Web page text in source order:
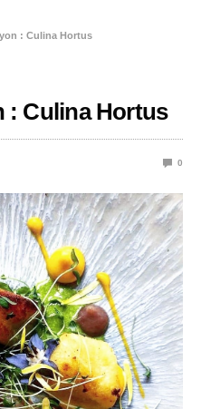
: Culina Hortus
: Culina Hortus
0